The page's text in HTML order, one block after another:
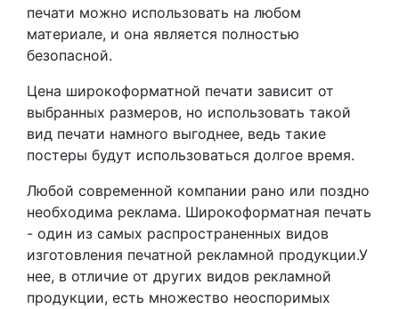
печати можно использовать на любом
материале, и она является полностью
безопасной.
Цена широкоформатной печати зависит от
выбранных размеров, но использовать такой
вид печати намного выгоднее, ведь такие
постеры будут использоваться долгое время.
Любой современной компании рано или поздно
необходима реклама. Широкоформатная печать
- один из самых распространенных видов
изготовления печатной рекламной продукции.У
нее, в отличие от других видов рекламной
продукции, есть множество неоспоримых